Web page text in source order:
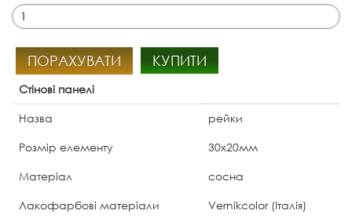
ПОРАХУВАТИ КУПИТИ
Стінові панелі
Назва
рейки
Розмір елементу
30х20мм
Матеріал
сосна
Лакофарбові матеріали
Vernikcolor (Італія)